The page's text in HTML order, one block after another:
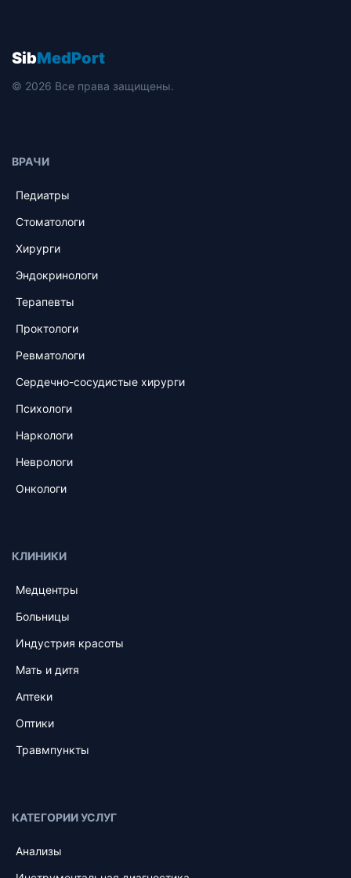
SibMedPort
© 2026 Все права защищены.
ВРАЧИ
Педиатры
Стоматологи
Хирурги
Эндокринологи
Терапевты
Проктологи
Ревматологи
Сердечно-сосудистые хирурги
Психологи
Наркологи
Неврологи
Онкологи
КЛИНИКИ
Медцентры
Больницы
Индустрия красоты
Мать и дитя
Аптеки
Оптики
Травмпункты
КАТЕГОРИИ УСЛУГ
Анализы